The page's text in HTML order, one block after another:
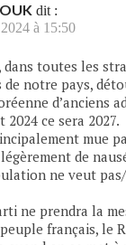
dit :
à 15:50
dans toutes les
de notre pays,
d’anciens
2024 ce sera 2027.
mue
de
ne veut
ne prendra la
français, le